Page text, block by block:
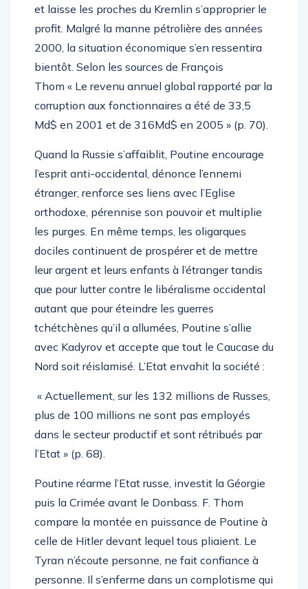
et laisse les proches du Kremlin s’approprier le
profit. Malgré la manne pétrolière des années
2000, la situation économique s’en ressentira
bientôt. Selon les sources de François
Thom « Le revenu annuel global rapporté par la
corruption aux fonctionnaires a été de 33,5
Md$ en 2001 et de 316Md$ en 2005 » (p. 70).
Quand la Russie s’affaiblit, Poutine encourage
l’esprit anti-occidental, dénonce l’ennemi
étranger, renforce ses liens avec l’Eglise
orthodoxe, pérennise son pouvoir et multiplie
les purges. En même temps, les oligarques
dociles continuent de prospérer et de mettre
leur argent et leurs enfants à l’étranger tandis
que pour lutter contre le libéralisme occidental
autant que pour éteindre les guerres
tchétchènes qu’il a allumées, Poutine s’allie
avec Kadyrov et accepte que tout le Caucase du
Nord soit réislamisé. L’Etat envahit la société :
« Actuellement, sur les 132 millions de Russes,
plus de 100 millions ne sont pas employés
dans le secteur productif et sont rétribués par
l’Etat » (p. 68).
Poutine réarme l’Etat russe, investit la Géorgie
puis la Crimée avant le Donbass. F. Thom
compare la montée en puissance de Poutine à
celle de Hitler devant lequel tous pliaient. Le
Tyran n’écoute personne, ne fait confiance à
personne. Il s’enferme dans un complotisme qui